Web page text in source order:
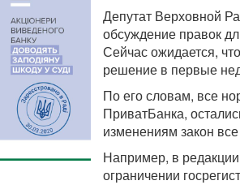
Депутат Верховной
обсуждение правок
Сейчас ожидается,
решение в первые
По его словам, все
ПриватБанка,
изменениям закон
Например, в
ограничении